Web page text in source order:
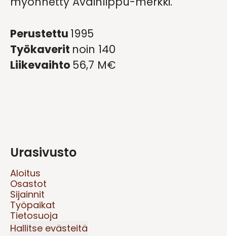
Perustettu 1995
Työkaverit noin 140
Liikevaihto 56,7 M€
Urasivusto
Aloitus
Osastot
Sijainnit
Työpaikat
Tietosuoja
Hallitse evästeitä